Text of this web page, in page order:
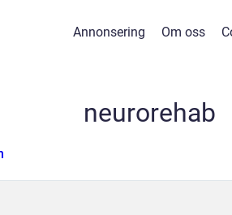
Annonsering Om oss
neurorehab